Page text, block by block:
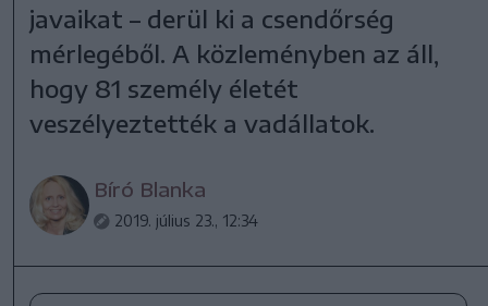
javaikat – derül ki a csendőrség
mérlegéből. A közleményben az áll,
hogy 81 személy életét
veszélyeztették a vadállatok.
Bíró Blanka
2019. július 23., 12:34